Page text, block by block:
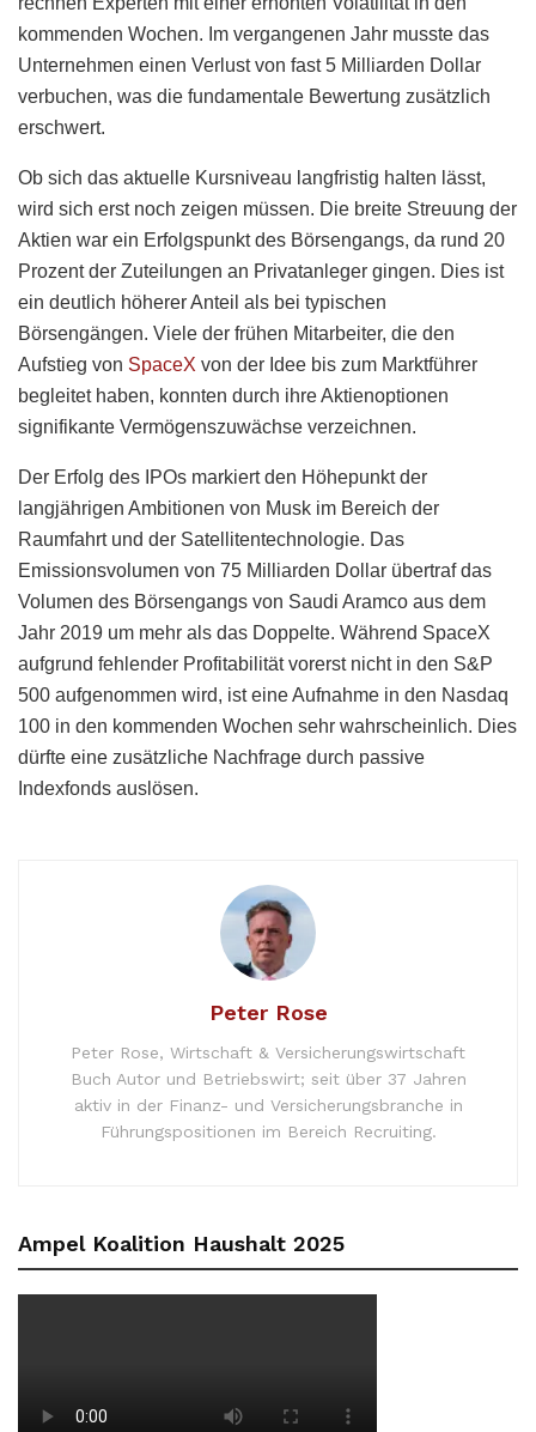
kommenden Wochen. Im vergangenen Jahr musste das
Unternehmen einen Verlust von fast 5 Milliarden Dollar
verbuchen, was die fundamentale Bewertung zusätzlich
erschwert.
Ob sich das aktuelle Kursniveau langfristig halten lässt,
wird sich erst noch zeigen müssen. Die breite Streuung der
Aktien war ein Erfolgspunkt des Börsengangs, da rund 20
Prozent der Zuteilungen an Privatanleger gingen. Dies ist
ein deutlich höherer Anteil als bei typischen
Börsengängen. Viele der frühen Mitarbeiter, die den
Aufstieg von SpaceX von der Idee bis zum Marktführer
begleitet haben, konnten durch ihre Aktienoptionen
signifikante Vermögenszuwächse verzeichnen.
Der Erfolg des IPOs markiert den Höhepunkt der
langjährigen Ambitionen von Musk im Bereich der
Raumfahrt und der Satellitentechnologie. Das
Emissionsvolumen von 75 Milliarden Dollar übertraf das
Volumen des Börsengangs von Saudi Aramco aus dem
Jahr 2019 um mehr als das Doppelte. Während SpaceX
aufgrund fehlender Profitabilität vorerst nicht in den S&P
500 aufgenommen wird, ist eine Aufnahme in den Nasdaq
100 in den kommenden Wochen sehr wahrscheinlich. Dies
dürfte eine zusätzliche Nachfrage durch passive
Indexfonds auslösen.
Peter Rose
Peter Rose, Wirtschaft & Versicherungswirtschaft
Buch Autor und Betriebswirt; seit über 37 Jahren
aktiv in der Finanz- und Versicherungsbranche in
Führungspositionen im Bereich Recruiting.
Ampel Koalition Haushalt 2025